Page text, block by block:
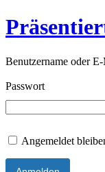
Benutzername oder
Passwort
Angemeldet